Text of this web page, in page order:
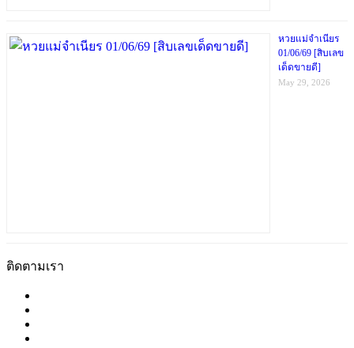
หวยแม่จำเนียร
01/06/69 [สิบเลข
เด็ดขายดี]
May 29, 2026
ติดตามเรา